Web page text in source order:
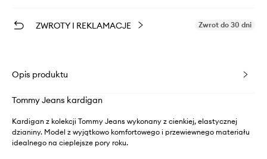
ZWROTY I REKLAMACJE Zwrot do 30 dni
Opis produktu
Tommy Jeans kardigan
Kardigan z kolekcji Tommy Jeans wykonany z cienkiej, elastycznej
dzianiny. Model z wyjątkowo komfortowego i przewiewnego materiału
idealnego na cieplejsze pory roku.